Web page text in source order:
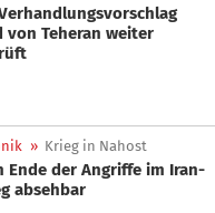
von Teheran weiter
» Krieg in Nahost
Ende der Angriffe im Iran-
absehbar